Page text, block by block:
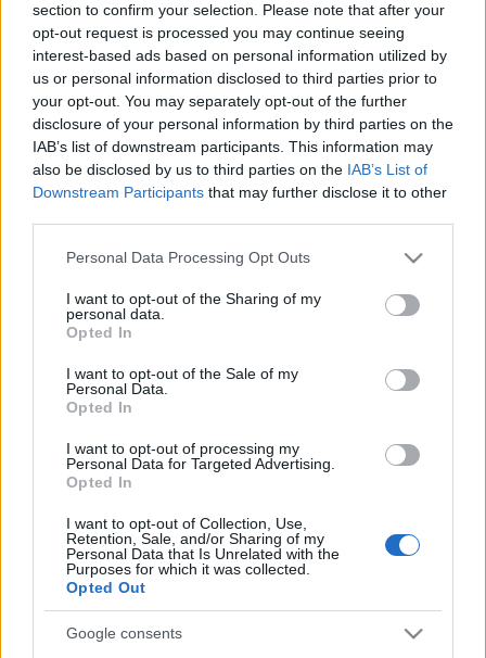
section to confirm your selection. Please note that after your
opt-out request is processed you may continue seeing
interest-based ads based on personal information utilized by
us or personal information disclosed to third parties prior to
your opt-out. You may separately opt-out of the further
disclosure of your personal information by third parties on the
IAB’s list of downstream participants. This information may
also be disclosed by us to third parties on the IAB’s List of
Downstream Participants that may further disclose it to other
Please note that this website/app uses one or more Google
not limited to your visit or usage behaviour. You may click to
grant or deny consent to Google and its third-party tags to
use your data for below specified purposes in below Google
consent section.
Personal Data Processing Opt Outs
I want to opt-out of the Sharing of my
personal data.
Opted In
I want to opt-out of the Sale of my
Personal Data.
Opted In
I want to opt-out of processing my
Personal Data for Targeted Advertising.
Opted In
I want to opt-out of Collection, Use,
Retention, Sale, and/or Sharing of my
Personal Data that Is Unrelated with the
Purposes for which it was collected.
Opted Out
Google consents
Hozzátette, hogy azEz leszcímű rovat programajánlót ad a
szabadidő tartalmas eltöltéséhez, a Napi klasszikusverset
kínál a nap elindításához ésMacskakörömcímmel
elgondolkodtató idézeteket is megjelentetnek az oldalon.
Mint mondta, az online folyóirat feladata az olvasás
amely eligazít a mai világban, amikor nehéz a nem
szakmabelinek eligazodnia a könyvek, az irodalom, a kultúra
világában” – hangsúlyozta a szerkesztő. L. Simon László
hogy a nyomtatott sajtótermékek olvasótábora napról napra
fogy, és a szervezet helyesen döntött, amikor nem egy
újabb nyomtatott lapot, hanem egy online médiumot indított
az irodalom és az olvasás népszerűsítésének céljával.
jegyezte meg. Fontosnak nevezte, hogy a felnövekvő
generációk is váljanak értő olvasóvá, legyen meghatározó az
életükben az, hogy az irodalommal foglalkoznak, legyenek
olyan irodalmi élményeik, mint amilyenek a korábbi